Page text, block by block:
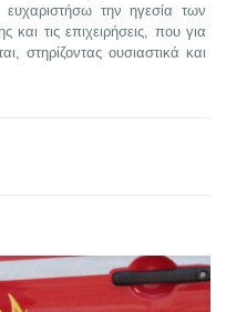
την ηγεσία των
τις επιχειρήσεις, που για
στηρίζοντας ουσιαστικά και